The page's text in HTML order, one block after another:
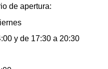
de apertura:
y de 17:30 a 20:30